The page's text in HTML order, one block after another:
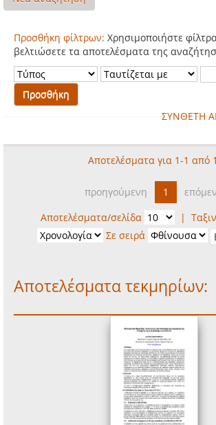
Προσθήκη φίλτρων: Χρησιμοποιήστε
βελτιώσετε τα αποτελέσματα της
ΣΥΝΘΕΤΗ
Αποτελέσματα για 1-1 από
προηγούμενη 1
Αποτελέσματα/σελίδα
|
Σε σειρά
Αποτελέσματα τεκμηρίων: